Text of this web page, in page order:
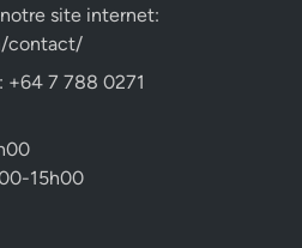
site internet:
contact/
+64 7 788 0271
15h00